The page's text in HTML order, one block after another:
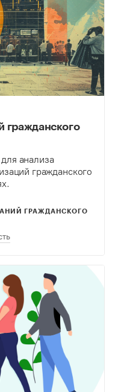
гражданского
анализа
гражданского
ГРАЖДАНСКОГО